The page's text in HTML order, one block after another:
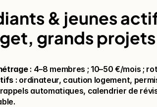
& jeunes
grands projets
: 4–8 membres ; 10–50 €/mois ;
: ordinateur, caution logement,
automatiques, calendrier de